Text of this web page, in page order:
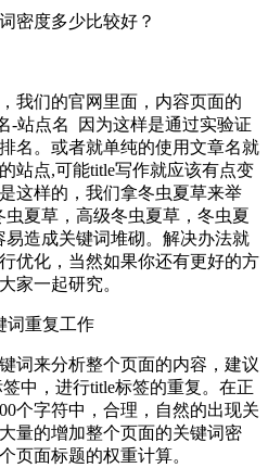
密度多少比较好？
我们的官网里面，内容页面的
-站点名 因为这样是通过实验证
名。或者就单纯的使用文章名就
站点,可能title写作就应该有点变
这样的，我们拿冬虫夏草来举
夏草，高级冬虫夏草，冬虫夏
造成关键词堆砌。解决办法就
优化，当然如果你还有更好的方
家一起研究。
词重复工作
词来分析整个页面的内容，建议
中，进行title标签的重复。在正
个字符中，合理，自然的出现关
量的增加整个页面的关键词密
页面标题的权重计算。